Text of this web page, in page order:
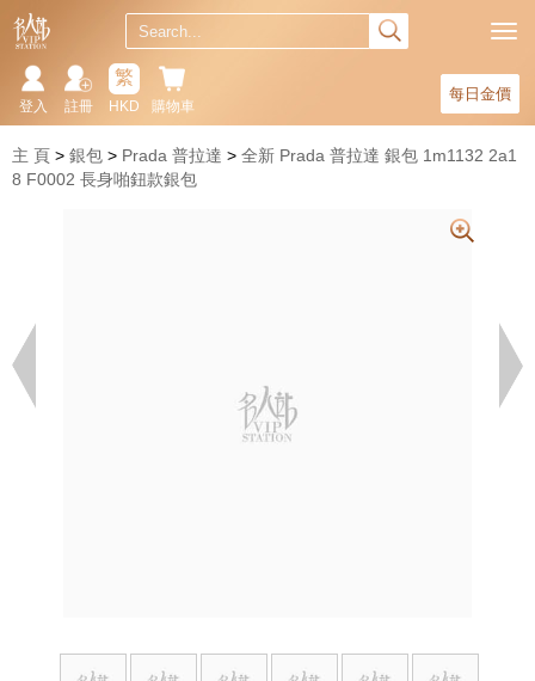
每日金價
購物車
繁
HKD
註冊
登入
主 頁 銀包 Prada 普拉達
全新 Prada 普拉達 銀包 1m1132 2a1
8 F0002 長身啪鈕款銀包